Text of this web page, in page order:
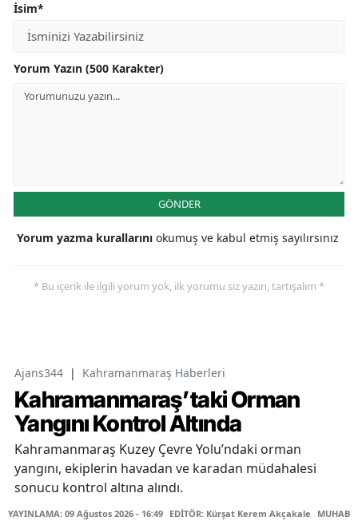
İsim*
Yorum Yazın (500 Karakter)
GÖNDER
Yorum yazma kurallarını okumuş ve kabul etmiş sayılırsınız
* Bu içerik ile ilgili yorum yok, ilk yorumu siz yazın, tartışalım *
Ajans344 | Kahramanmaraş Haberleri
Kahramanmaraş’taki Orman
Yangını Kontrol Altında
Kahramanmaraş Kuzey Çevre Yolu’ndaki orman
yangını, ekiplerin havadan ve karadan müdahalesi
sonucu kontrol altına alındı.
YAYINLAMA: 09 Ağustos 2026 - 16:49 EDİTÖR: Kürşat Kerem Akçakale